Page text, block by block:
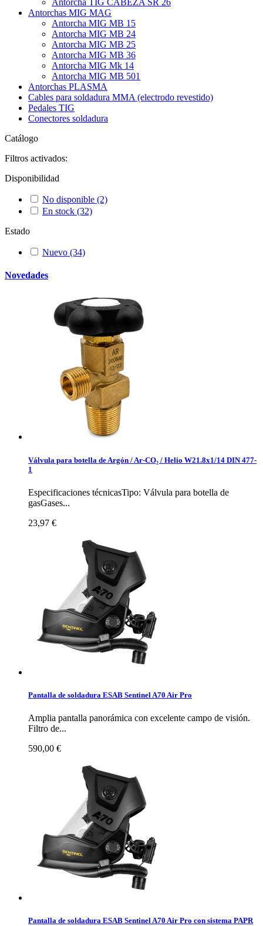
Antorchas MIG MAG
Antorcha MIG MB 15
Antorcha MIG MB 24
Antorcha MIG MB 25
Antorcha MIG MB 36
Antorcha MIG Mk 14
Antorcha MIG MB 501
Antorchas PLASMA
Cables para soldadura MMA (electrodo revestido)
Pedales TIG
Conectores soldadura
Catálogo
Filtros activados:
Disponibilidad
No disponible (2)
En stock (32)
Estado
Nuevo (34)
Novedades
Válvula para botella de Argón / Ar-CO₂ / Helio W21.8x1/14 DIN 477-
1
Especificaciones técnicasTipo: Válvula para botella de
gasGases...
23,97 €
Pantalla de soldadura ESAB Sentinel A70 Air Pro
Amplia pantalla panorámica con excelente campo de visión.
Filtro de...
590,00 €
Pantalla de soldadura ESAB Sentinel A70 Air Pro con sistema PAPR